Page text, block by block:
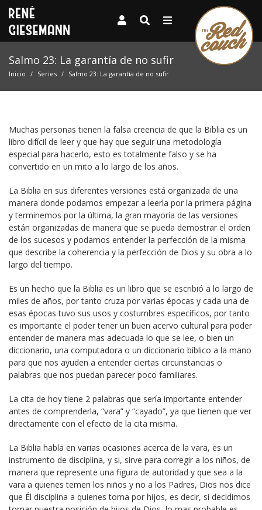
Salmo 23: La garantía de no sufir
Inicio Series Salmo 23: La garantía de no sufir
Muchas personas tienen la falsa creencia de que la Biblia es un
libro difícil de leer y que hay que seguir una metodología
especial para hacerlo, esto es totalmente falso y se ha
convertido en un mito a lo largo de los años.
La Biblia en sus diferentes versiones está organizada de una
manera donde podamos empezar a leerla por la primera página
y terminemos por la última, la gran mayoría de las versiones
están organizadas de manera que se pueda demostrar el orden
de los sucesos y podamos entender la perfección de la misma
que describe la coherencia y la perfección de Dios y su obra a lo
largo del tiempo.
Es un hecho que la Biblia es un libro que se escribió a lo largo de
miles de años, por tanto cruza por varias épocas y cada una de
esas épocas tuvo sus usos y costumbres específicos, por tanto
es importante el poder tener un buen acervo cultural para poder
entender de manera mas adecuada lo que se lee, o bien un
diccionario, una computadora o un diccionario bíblico a la mano
para que nos ayuden a entender ciertas circunstancias o
palabras que nos puedan parecer poco familiares.
La cita de hoy tiene 2 palabras que sería importante entender
antes de comprenderla, “vara” y “cayado”, ya que tienen que ver
directamente con el efecto de la cita misma.
La Biblia habla en varias ocasiones acerca de la vara, es un
instrumento de disciplina, y si, sirve para corregir a los niños, de
manera que represente una figura de autoridad y que sea a la
vara a quienes temen los niños y no a los Padres, Dios nos dice
que Él disciplina a quienes toma por hijos, es decir, si decidimos